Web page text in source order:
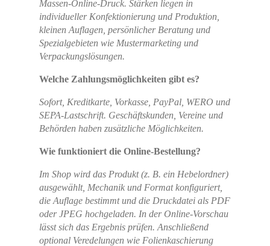
Massen-Online-Druck. Stärken liegen in
individueller Konfektionierung und Produktion,
kleinen Auflagen, persönlicher Beratung und
Spezialgebieten wie Mustermarketing und
Verpackungslösungen.
Welche Zahlungsmöglichkeiten gibt es?
Sofort, Kreditkarte, Vorkasse, PayPal, WERO und
SEPA-Lastschrift. Geschäftskunden, Vereine und
Behörden haben zusätzliche Möglichkeiten.
Wie funktioniert die Online-Bestellung?
Im Shop wird das Produkt (z. B. ein Hebelordner)
ausgewählt, Mechanik und Format konfiguriert,
die Auflage bestimmt und die Druckdatei als PDF
oder JPEG hochgeladen. In der Online-Vorschau
lässt sich das Ergebnis prüfen. Anschließend
optional Veredelungen wie Folienkaschierung